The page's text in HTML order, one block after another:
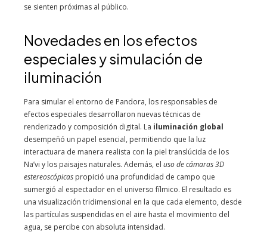
se sienten próximas al público.
Novedades en los efectos
especiales y simulación de
iluminación
Para simular el entorno de Pandora, los responsables de
efectos especiales desarrollaron nuevas técnicas de
renderizado y composición digital. La iluminación global
desempeñó un papel esencial, permitiendo que la luz
interactuara de manera realista con la piel translúcida de los
Na’vi y los paisajes naturales. Además, el uso de cámaras 3D
estereoscópicas propició una profundidad de campo que
sumergió al espectador en el universo fílmico. El resultado es
una visualización tridimensional en la que cada elemento, desde
las partículas suspendidas en el aire hasta el movimiento del
agua, se percibe con absoluta intensidad.